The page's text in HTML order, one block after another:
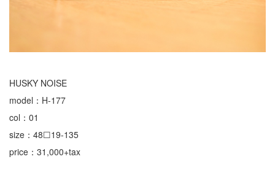
HUSKY NOISE
model：H-177
col：01
size：48☐19-135
price：31,000+tax